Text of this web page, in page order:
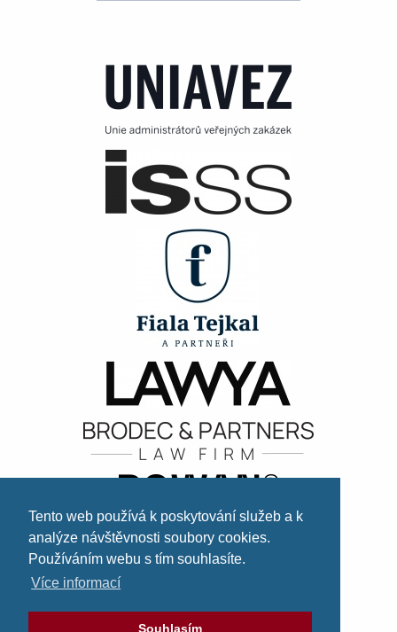
Tento web používá k poskytování služeb a k
analýze návštěvnosti soubory cookies.
Používáním webu s tím souhlasíte.
Více informací
Souhlasím